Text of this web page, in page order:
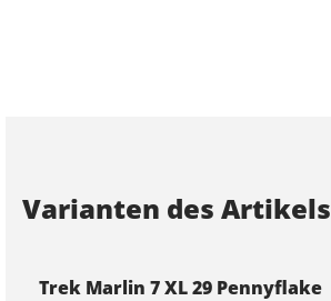
Varianten des Artikels
Trek Marlin 7 XL 29 Pennyflake